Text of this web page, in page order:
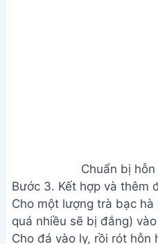
Chuẩn bị
Bước 3. Kết hợp và thêm
Cho một lượng trà bạc
quá nhiều sẽ bị đắng)
Cho đá vào ly, rồi rót hỗn